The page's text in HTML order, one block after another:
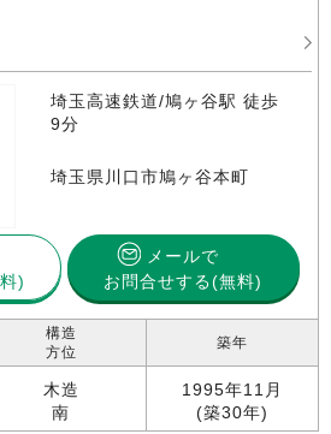
埼玉高速鉄道/鳩ヶ谷駅 徒歩
9分
埼玉県川口市鳩ヶ谷本町
メールで
お問合せする(無料)
構造
方位
木造
南
築年
1995年11月
(築30年)